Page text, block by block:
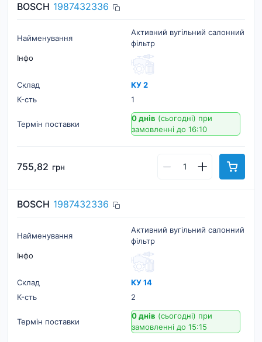
BOSCH 1987432336
Найменування
Активний вугільний салонний
фільтр
Інфо
Склад
КУ 2
К-cть
1
Термін поставки
0 днів (сьогодні) при
замовленні до 16:10
755,82 грн
BOSCH 1987432336
Найменування
Активний вугільний салонний
фільтр
Інфо
Склад
КУ 14
К-cть
2
Термін поставки
0 днів (сьогодні) при
замовленні до 15:15